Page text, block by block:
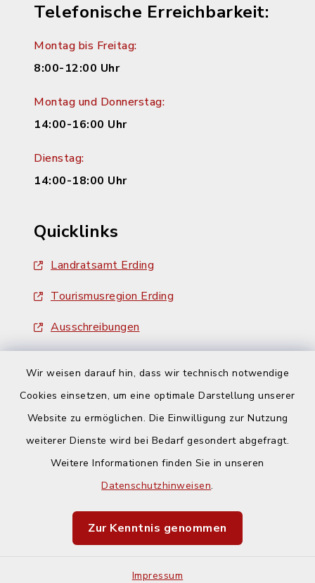
Wir weisen darauf hin, dass wir technisch notwendige
Cookies einsetzen, um eine optimale Darstellung unserer
Website zu ermöglichen. Die Einwilligung zur Nutzung
weiterer Dienste wird bei Bedarf gesondert abgefragt.
Weitere Informationen finden Sie in unseren
Datenschutzhinweisen.
Zur Kenntnis genommen
Impressum
Telefonische Erreichbarkeit:
Montag bis Freitag:
8:00-12:00 Uhr
Montag und Donnerstag:
14:00-16:00 Uhr
Dienstag:
14:00-18:00 Uhr
Quicklinks
Landratsamt Erding
Tourismusregion Erding
Ausschreibungen
Barrierefreiheit
Impressum
Sitemap